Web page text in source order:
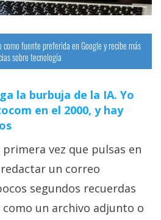
fuente preferida en Google y recibe más
sobre tecnología
la burbuja de la IA. Yo
en el 2000, y hay
vez que pulsas en
un correo
segundos recuerdas
un archivo adjunto o